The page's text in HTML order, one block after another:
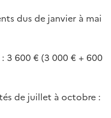
dus de janvier à mai
3 600 € (3 000 € + 600
de juillet à octobre :